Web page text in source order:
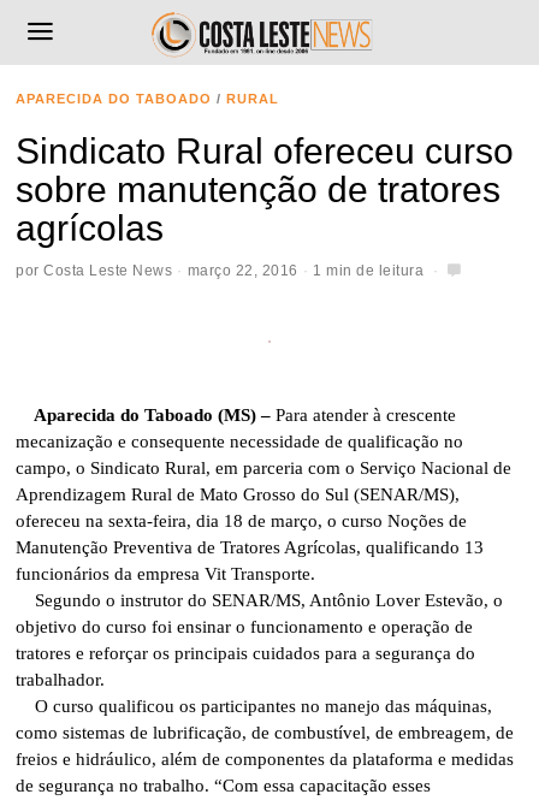
APARECIDA DO TABOADO / RURAL
Sindicato Rural ofereceu curso
sobre manutenção de tratores
agrícolas
porCosta Leste News março 22, 2016 1 min de leitura
Aparecida do Taboado (MS) – Para atender à crescente
mecanização e consequente necessidade de qualificação no
campo, o Sindicato Rural, em parceria com o Serviço Nacional de
Aprendizagem Rural de Mato Grosso do Sul (SENAR/MS),
ofereceu na sexta-feira, dia 18 de março, o curso Noções de
Manutenção Preventiva de Tratores Agrícolas, qualificando 13
funcionários da empresa Vit Transporte.
Segundo o instrutor do SENAR/MS, Antônio Lover Estevão, o
objetivo do curso foi ensinar o funcionamento e operação de
tratores e reforçar os principais cuidados para a segurança do
trabalhador.
O curso qualificou os participantes no manejo das máquinas,
como sistemas de lubrificação, de combustível, de embreagem, de
freios e hidráulico, além de componentes da plataforma e medidas
de segurança no trabalho. “Com essa capacitação esses